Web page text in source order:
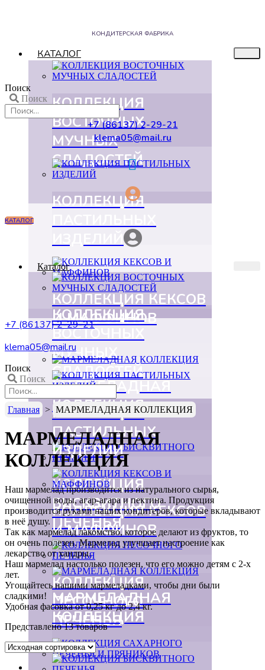
КОНДИТЕРСКАЯ ФАБРИКА
КАТАЛОГ
КОЛЛЕКЦИЯ
ВОСТОЧНЫХ
МУЧНЫХ
СЛАДОСТЕЙ
КОЛЛЕКЦИЯ
КОЛЛЕКЦИЯ КЕКСОВ
И МАФФИНОВ
МАРМЕЛАДНАЯ
КОЛЛЕКЦИЯ
КОЛЛЕКЦИЯ
БИСКВИТНОГО
ПЕЧЕНЬЯ
КОЛЛЕКЦИЯ
ПЕСОЧНОГО
ПЕЧЕНЬЯ
Поиск
Поиск
+7 (86137) 2-29-21
klema05@mail.ru
КАТАЛОГ
Каталог
КОЛЛЕКЦИЯ
ВОСТОЧНЫХ
МУЧНЫХ
СЛАДОСТЕЙ
КОЛЛЕКЦИЯ
ПАСТИЛЬНЫХ
ИЗДЕЛИЙ
КОЛЛЕКЦИЯ КЕКСОВ
И МАФФИНОВ
МАРМЕЛАДНАЯ
КОЛЛЕКЦИЯ
+7 (86137) 2-29-21
klema05@mail.ru
Поиск
Поиск
Главная > МАРМЕЛАДНАЯ КОЛЛЕКЦИЯ
МАРМЕЛАДНАЯ
КОЛЛЕКЦИЯ
Наш мармелад производится из натурального сырья,
очищенной воды, агар-агара и пектина. Продукция
производится руками наших кондитеров, которые вкладывают
в неё душу.
Так как мармелад лакомство, которое делают из фруктов, то
он очень полезен. Мармелад улучшает настроение как
лекарство от хандры.
Наш мармелад настолько полезен, что его можно детям с 2-х
лет.
Угощайтесь нашими мармеладками, чтобы дни были
сладкими!
Удобная фасовка от 0,25 кг до 2,4 кг.
Представлено 13 товаров